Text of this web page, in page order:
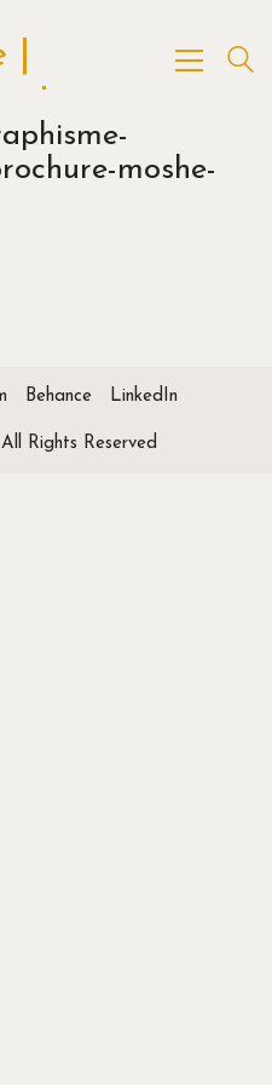
moshe-
Behance LinkedIn
Rights Reserved